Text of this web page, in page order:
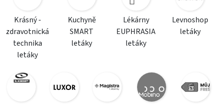
Krásný -
zdravotnická
technika
letáky
Kuchyně
SMART
letáky
Lékárny
EUPHRASIA
letáky
Levnoshop
letáky